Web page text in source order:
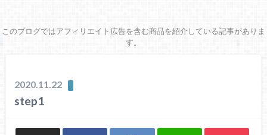
このブログではアフィリエイト広告を含む商品を紹介している記事がありま
す。
2020.11.22
step1